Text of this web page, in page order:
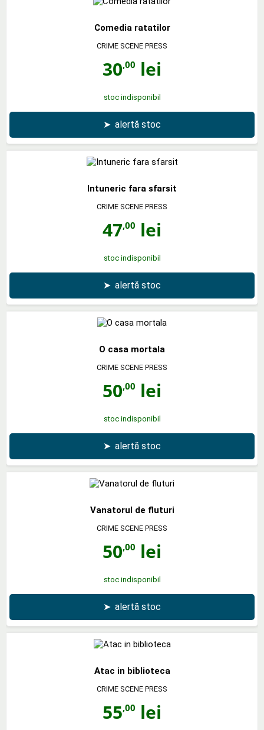
Comedia ratatilor
CRIME SCENE PRESS
30,00 lei
stoc indisponibil
➤ alertă stoc
Intuneric fara sfarsit
CRIME SCENE PRESS
47,00 lei
stoc indisponibil
➤ alertă stoc
O casa mortala
CRIME SCENE PRESS
50,00 lei
stoc indisponibil
➤ alertă stoc
Vanatorul de fluturi
CRIME SCENE PRESS
50,00 lei
stoc indisponibil
➤ alertă stoc
Atac in biblioteca
CRIME SCENE PRESS
55,00 lei